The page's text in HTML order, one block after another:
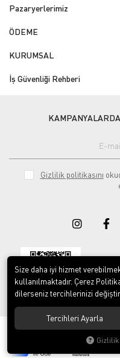
Pazaryerlerimiz
ÖDEME
KURUMSAL
İş Güvenliği Rehberi
Gizlilik politikasını
© 2023ERY İş
Size daha iyi hizmet
kullanılmaktadır. Çerez
dilerseniz tercihlerinizi
Tercihleri Ayarla